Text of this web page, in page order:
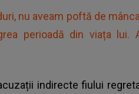
nu aveam poftă de
perioadă din viața lui.
indirecte fiului